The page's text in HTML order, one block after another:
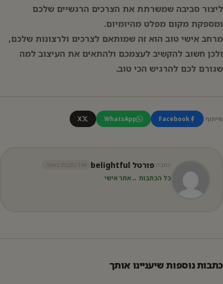
ליצור סביבה שמשרתת את הצרכים הרגשיים שלכם
ומספקת מקום מפלט מהיומיום.
מרחב אישי טוב הוא זה שמותאם לצרכים ולרצונות שלכם,
ולכן חשוב להקשיב לעצמכם ולהתאים את העיצוב למה
שגורם לכם להרגיש הכי טוב.
שיתוף: Facebook
WhatsApp
X
כתבה:פורטל belightful 154 כתבות באתר
כל הכתבות →אתר אישי
כתבות נוספות שיעניינו אותך